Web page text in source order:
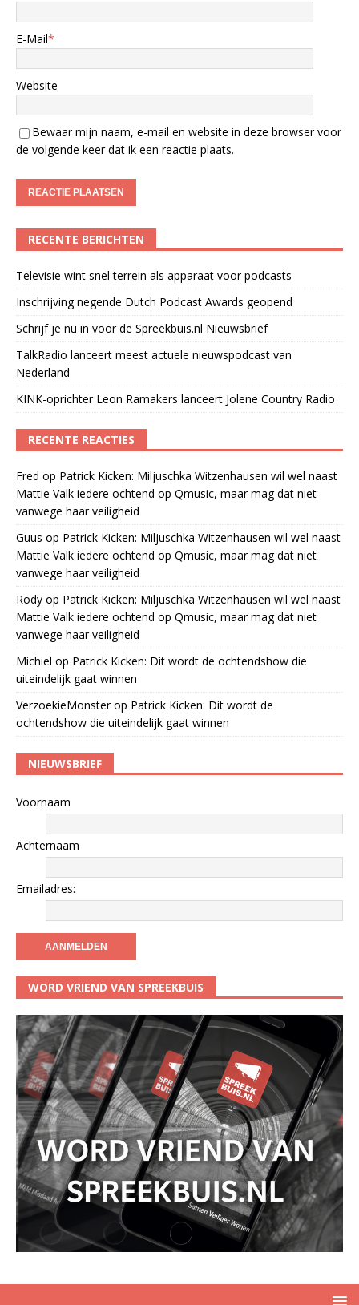
E-Mail*
Website
Bewaar mijn naam, e-mail en website in deze browser voor
de volgende keer dat ik een reactie plaats.
RECENTE BERICHTEN
Televisie wint snel terrein als apparaat voor podcasts
Inschrijving negende Dutch Podcast Awards geopend
Schrijf je nu in voor de Spreekbuis.nl Nieuwsbrief
TalkRadio lanceert meest actuele nieuwspodcast van
Nederland
KINK-oprichter Leon Ramakers lanceert Jolene Country Radio
RECENTE REACTIES
Fred op Patrick Kicken: Miljuschka Witzenhausen wil wel naast
Mattie Valk iedere ochtend op Qmusic, maar mag dat niet
vanwege haar veiligheid
Guus op Patrick Kicken: Miljuschka Witzenhausen wil wel naast
Mattie Valk iedere ochtend op Qmusic, maar mag dat niet
vanwege haar veiligheid
Rody op Patrick Kicken: Miljuschka Witzenhausen wil wel naast
Mattie Valk iedere ochtend op Qmusic, maar mag dat niet
vanwege haar veiligheid
Michiel op Patrick Kicken: Dit wordt de ochtendshow die
uiteindelijk gaat winnen
VerzoekieMonsterop Patrick Kicken: Dit wordt de
ochtendshow die uiteindelijk gaat winnen
NIEUWSBRIEF
Voornaam
Achternaam
Emailadres:
WORD VRIEND VAN SPREEKBUIS